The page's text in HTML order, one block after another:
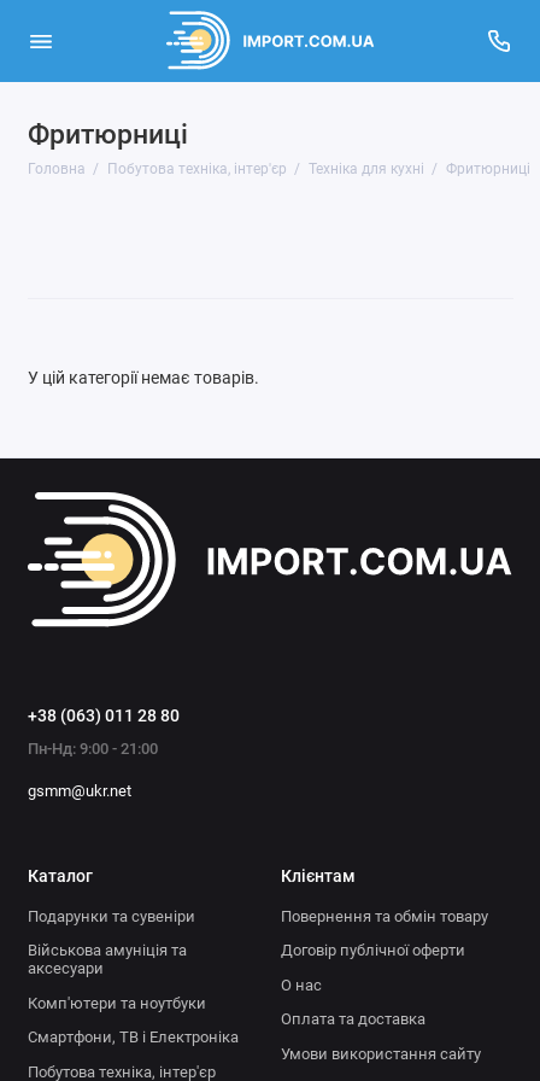
Фритюрниці
Головна Побутова техніка, інтер'єр Техніка для кухні Фритюрниці
Дрібна побутова техніка
Спеціалізована хімія
Показати все
У цій категорії немає товарів.
+38 (063) 011 28 80
Пн-Нд: 9:00 - 21:00
gsmm@ukr.net
Каталог
Подарунки та сувеніри
Військова амуніція та
аксесуари
Комп'ютери та ноутбуки
Смартфони, ТВ і Електроніка
Побутова техніка, інтер'єр
Клієнтам
Повернення та обмін товару
Договір публічної оферти
О нас
Оплата та доставка
Умови використання сайту